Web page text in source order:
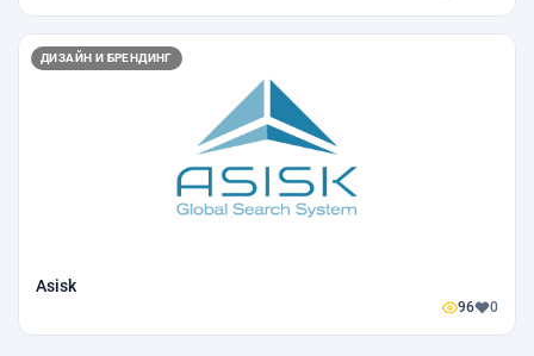
ДИЗАЙН И БРЕНДИНГ
Asisk
96 0